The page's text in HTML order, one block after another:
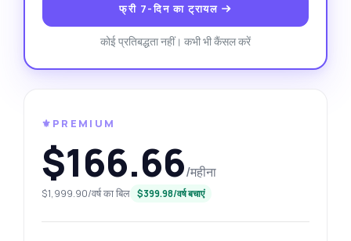
फ्री 7-दिन का ट्रायल
कोई प्रतिबद्धता नहीं। कभी भी कैंसल करें
⚜️PREMIUM
$166.66/महीना
$1,999.90/वर्ष का बिल $399.98/वर्ष बचाएं